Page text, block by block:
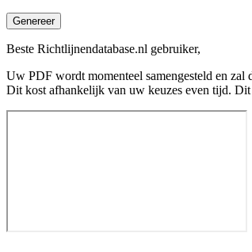
Genereer
Beste Richtlijnendatabase.nl gebruiker,
Uw PDF wordt momenteel samengesteld en zal
Dit kost afhankelijk van uw keuzes even tijd.